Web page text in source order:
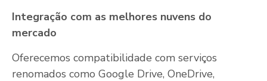
Integração com as melhores nuvens do
mercado
Oferecemos compatibilidade com serviços
renomados como Google Drive, OneDrive,